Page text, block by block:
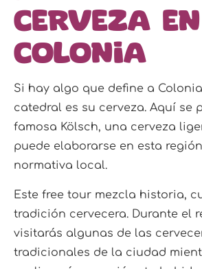
cerveza en
Colonia
Si hay algo que define a
catedral es su cerveza. Aquí se
famosa Kölsch, una cerveza
puede elaborarse en esta
normativa local.
Este free tour mezcla historia,
tradición cervecera. Durante el
visitarás algunas de las
tradicionales de la ciudad